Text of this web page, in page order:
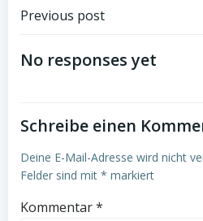
Post
navigation
Previous post
No responses yet
Schreibe einen
Deine E-Mail-Adresse wird nicht
Felder sind mit * markiert
Kommentar*